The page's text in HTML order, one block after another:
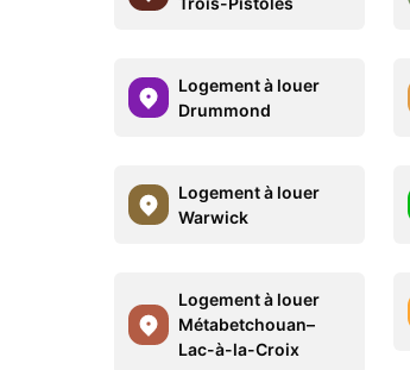
Logement à louer
Drummond
Logement à louer
Warwick
Logement à louer
Métabetchouan–
Lac-à-la-Croix